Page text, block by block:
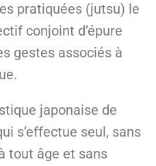
pratiquées (jutsu) le
conjoint d’épure
gestes associés à
japonaise de
s’effectue seul, sans
tout âge et sans